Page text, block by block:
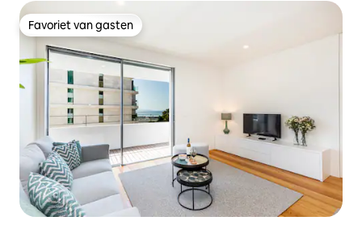
Favoriet van gasten
Favoriet van gasten